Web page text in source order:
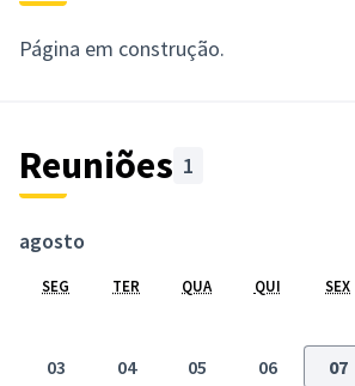
Página em construção.
Reuniões 1
agosto
SEG TER QUA QUI SEX
03
04 05 06 07